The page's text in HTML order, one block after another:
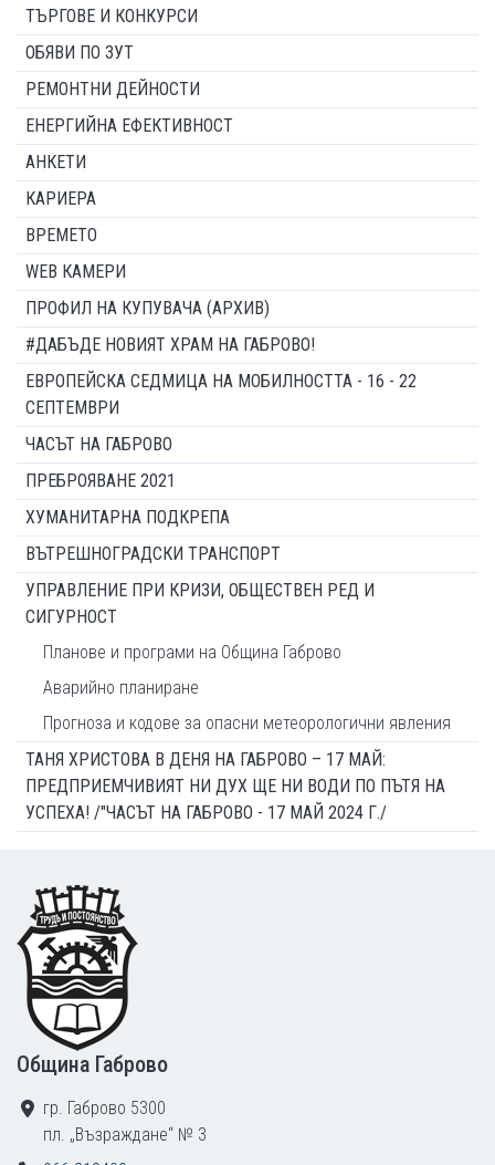
ТЪРГОВЕ И КОНКУРСИ
ОБЯВИ ПО ЗУТ
РЕМОНТНИ ДЕЙНОСТИ
ЕНЕРГИЙНА ЕФЕКТИВНОСТ
АНКЕТИ
КАРИЕРА
ВРЕМЕТО
WEB КАМЕРИ
ПРОФИЛ НА КУПУВАЧА (АРХИВ)
#ДАБЪДЕ НОВИЯТ ХРАМ НА ГАБРОВО!
ЕВРОПЕЙСКА СЕДМИЦА НА МОБИЛНОСТТА - 16 - 22
СЕПТЕМВРИ
ЧАСЪТ НА ГАБРОВО
ПРЕБРОЯВАНЕ 2021
ХУМАНИТАРНА ПОДКРЕПА
ВЪТРЕШНОГРАДСКИ ТРАНСПОРТ
УПРАВЛЕНИЕ ПРИ КРИЗИ, ОБЩЕСТВЕН РЕД И
СИГУРНОСТ
Планове и програми на Община Габрово
Аварийно планиране
Прогноза и кодове за опасни метеорологични явления
ТАНЯ ХРИСТОВА В ДЕНЯ НА ГАБРОВО – 17 МАЙ:
ПРЕДПРИЕМЧИВИЯТ НИ ДУХ ЩЕ НИ ВОДИ ПО ПЪТЯ НА
УСПЕХА! /"ЧАСЪТ НА ГАБРОВО - 17 МАЙ 2024 Г./
Footer
Община Габрово
гр. Габрово 5300
пл. „Възраждане“ № 3